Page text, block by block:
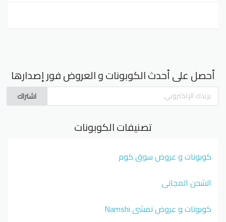
أحصل على أحدث الكوبونات و العروض فور إصدارها
اشتراك
تصنيفات الكوبونات
كوبونات و عروض سوق كوم
الشحن المجاني
كوبونات و عروض نمشي Namshi